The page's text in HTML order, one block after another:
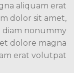
aliquam erat
dolor sit amet,
diam nonummy
dolore magna
erat volutpat….